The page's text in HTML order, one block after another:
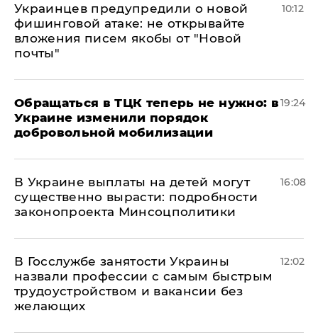
Украинцев предупредили о новой
фишинговой атаке: не открывайте
вложения писем якобы от "Новой
почты"
10:12
Обращаться в ТЦК теперь не нужно: в
Украине изменили порядок
добровольной мобилизации
19:24
В Украине выплаты на детей могут
существенно вырасти: подробности
законопроекта Минсоцполитики
16:08
В Госслужбе занятости Украины
назвали профессии с самым быстрым
трудоустройством и вакансии без
желающих
12:02